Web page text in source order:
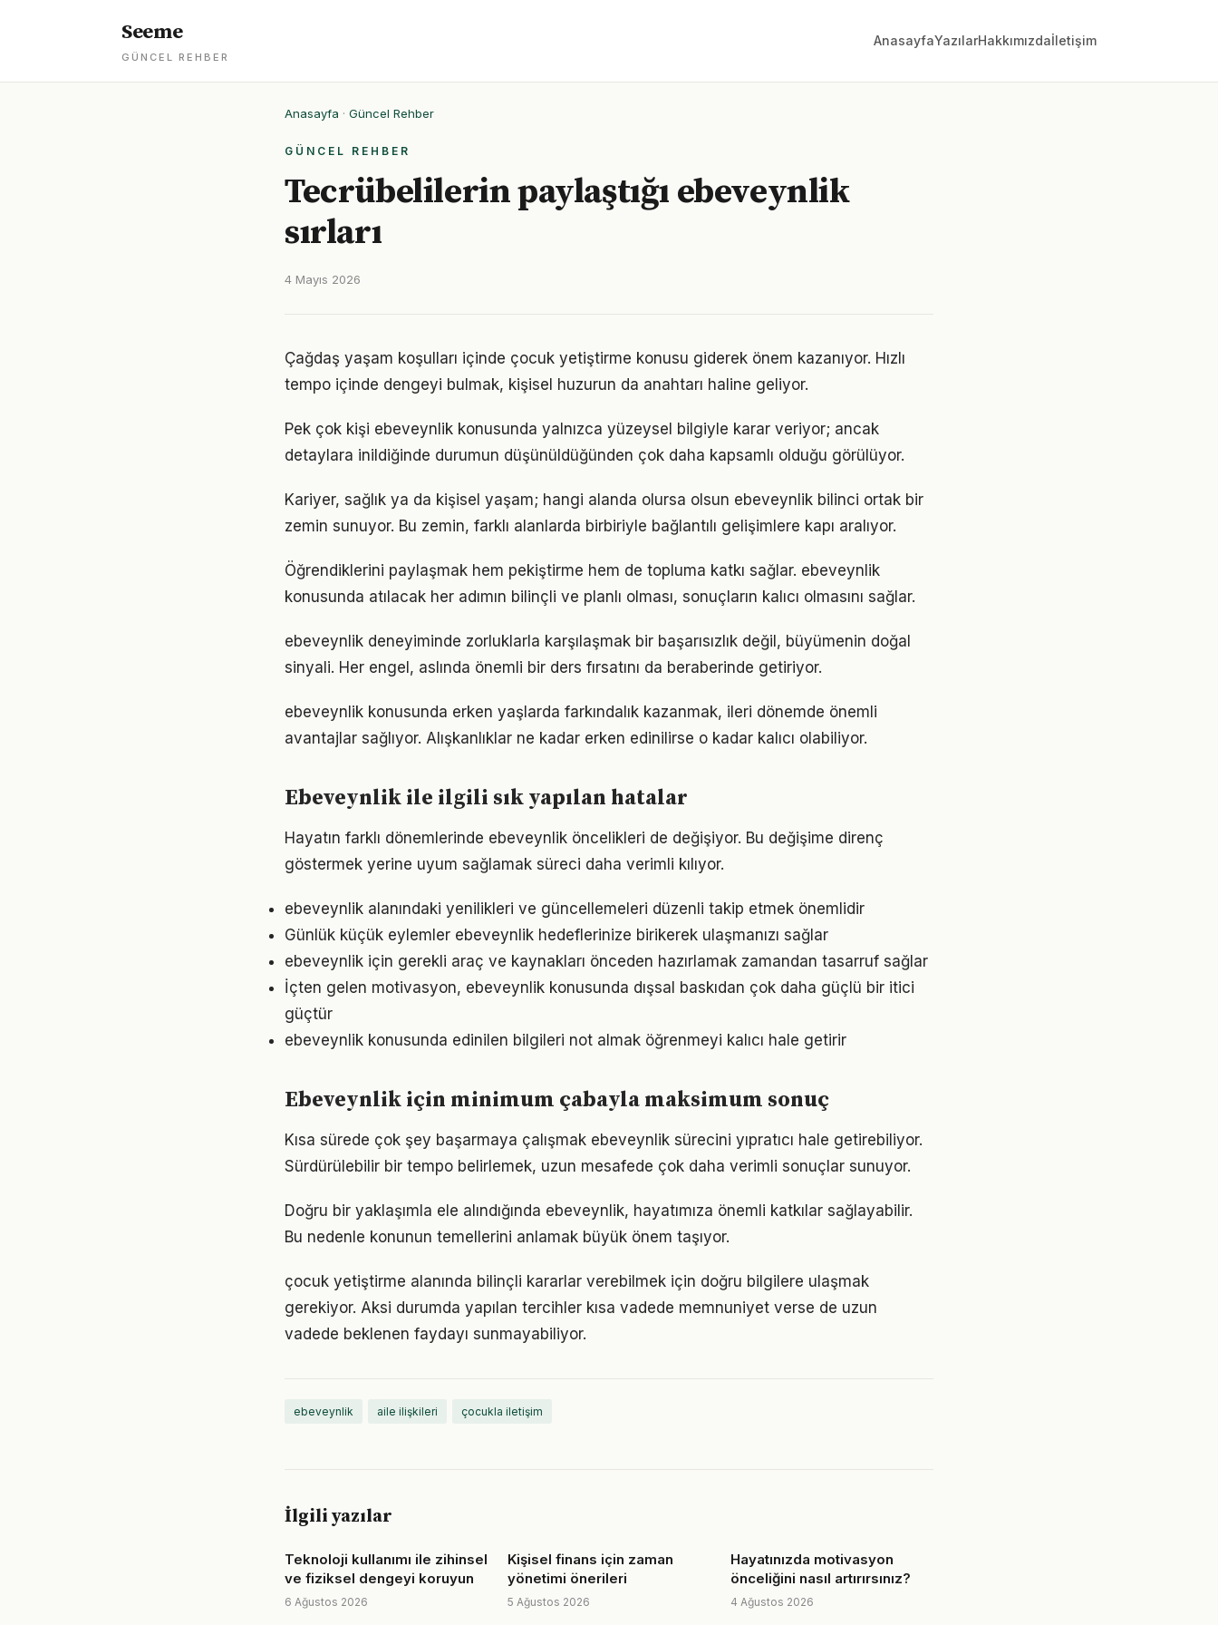
Seeme
GÜNCEL REHBER
AnasayfaYazılarHakkımızdaİletişim
Anasayfa · Güncel Rehber
GÜNCEL REHBER
Tecrübelilerin paylaştığı ebeveynlik
sırları
4 Mayıs 2026
Çağdaş yaşam koşulları içinde çocuk yetiştirme konusu giderek önem kazanıyor. Hızlı
tempo içinde dengeyi bulmak, kişisel huzurun da anahtarı haline geliyor.
Pek çok kişi ebeveynlik konusunda yalnızca yüzeysel bilgiyle karar veriyor; ancak
detaylara inildiğinde durumun düşünüldüğünden çok daha kapsamlı olduğu görülüyor.
Kariyer, sağlık ya da kişisel yaşam; hangi alanda olursa olsun ebeveynlik bilinci ortak bir
zemin sunuyor. Bu zemin, farklı alanlarda birbiriyle bağlantılı gelişimlere kapı aralıyor.
Öğrendiklerini paylaşmak hem pekiştirme hem de topluma katkı sağlar. ebeveynlik
konusunda atılacak her adımın bilinçli ve planlı olması, sonuçların kalıcı olmasını sağlar.
ebeveynlik deneyiminde zorluklarla karşılaşmak bir başarısızlık değil, büyümenin doğal
sinyali. Her engel, aslında önemli bir ders fırsatını da beraberinde getiriyor.
ebeveynlik konusunda erken yaşlarda farkındalık kazanmak, ileri dönemde önemli
avantajlar sağlıyor. Alışkanlıklar ne kadar erken edinilirse o kadar kalıcı olabiliyor.
Ebeveynlik ile ilgili sık yapılan hatalar
Hayatın farklı dönemlerinde ebeveynlik öncelikleri de değişiyor. Bu değişime direnç
göstermek yerine uyum sağlamak süreci daha verimli kılıyor.
ebeveynlik alanındaki yenilikleri ve güncellemeleri düzenli takip etmek önemlidir
Günlük küçük eylemler ebeveynlik hedeflerinize birikerek ulaşmanızı sağlar
ebeveynlik için gerekli araç ve kaynakları önceden hazırlamak zamandan tasarruf sağlar
İçten gelen motivasyon, ebeveynlik konusunda dışsal baskıdan çok daha güçlü bir itici
güçtür
ebeveynlik konusunda edinilen bilgileri not almak öğrenmeyi kalıcı hale getirir
Ebeveynlik için minimum çabayla maksimum sonuç
Kısa sürede çok şey başarmaya çalışmak ebeveynlik sürecini yıpratıcı hale getirebiliyor.
Sürdürülebilir bir tempo belirlemek, uzun mesafede çok daha verimli sonuçlar sunuyor.
Doğru bir yaklaşımla ele alındığında ebeveynlik, hayatımıza önemli katkılar sağlayabilir.
Bu nedenle konunun temellerini anlamak büyük önem taşıyor.
çocuk yetiştirme alanında bilinçli kararlar verebilmek için doğru bilgilere ulaşmak
gerekiyor. Aksi durumda yapılan tercihler kısa vadede memnuniyet verse de uzun
vadede beklenen faydayı sunmayabiliyor.
ebeveynlik aile ilişkileri çocukla iletişim
İlgili yazılar
Teknoloji kullanımı ile zihinsel
ve fiziksel dengeyi koruyun
6 Ağustos 2026
Kişisel finans için zaman
yönetimi önerileri
5 Ağustos 2026
Hayatınızda motivasyon
önceliğini nasıl artırırsınız?
4 Ağustos 2026